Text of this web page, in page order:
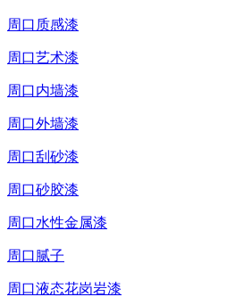
周口质感漆
周口艺术漆
周口内墙漆
周口外墙漆
周口刮砂漆
周口砂胶漆
周口水性金属漆
周口腻子
周口液态花岗岩漆